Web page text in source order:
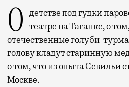
О детстве под гудки паровозов, о своем тезке в театре на Таганке, о
отечественные голуби-
голову кладут старинную
о том, что из опыта Севильи
Москве.